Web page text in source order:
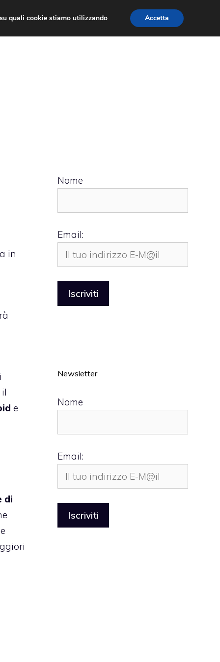
in
e
di
Nome
Email:
Newsletter
Nome
Email:
quali cookie stiamo utilizzando Accetta